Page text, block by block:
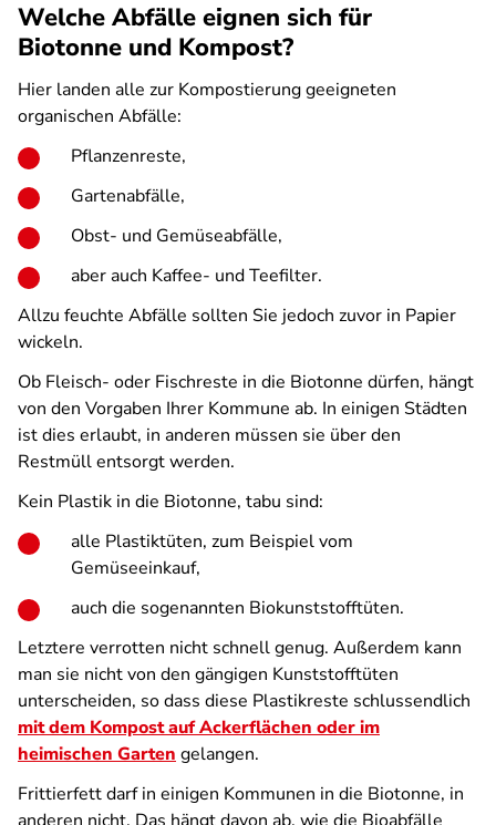
Welche Abfälle eignen sich für
Biotonne und Kompost?
Hier landen alle zur Kompostierung geeigneten
organischen Abfälle:
Pflanzenreste,
Gartenabfälle,
Obst- und Gemüseabfälle,
aber auch Kaffee- und Teefilter.
Allzu feuchte Abfälle sollten Sie jedoch zuvor in Papier
wickeln.
Ob Fleisch- oder Fischreste in die Biotonne dürfen, hängt
von den Vorgaben Ihrer Kommune ab. In einigen Städten
ist dies erlaubt, in anderen müssen sie über den
Restmüll entsorgt werden.
Kein Plastik in die Biotonne, tabu sind:
alle Plastiktüten, zum Beispiel vom
Gemüseeinkauf,
auch die sogenannten Biokunststofftüten.
Letztere verrotten nicht schnell genug. Außerdem kann
man sie nicht von den gängigen Kunststofftüten
unterscheiden, so dass diese Plastikreste schlussendlich
mit dem Kompost auf Ackerflächen oder im
heimischen Garten gelangen.
Frittierfett darf in einigen Kommunen in die Biotonne, in